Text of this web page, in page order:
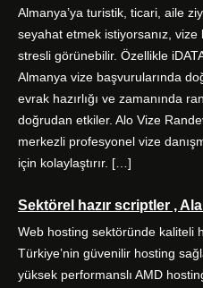
o
o
k
e
r
g
r
a
m
d
I
n
Almanya’ya turistik, ticari, aile
seyahat etmek istiyorsanız,
stresli görünebilir. Özellikle
Almanya vize başvurularında
evrak hazırlığı ve zamanında
doğrudan etkiler. Alo Vize
merkezli profesyonel vize
için kolaylaştırır. […]
Sektörel hazır scriptler ,
Web hosting sektöründe kaliteli
Türkiye’nin güvenilir hosting
yüksek performanslı AMD